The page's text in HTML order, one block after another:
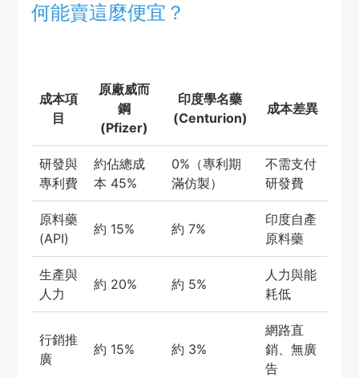
何能賣這麼便宜？
成本項
目
原廠威而
鋼
(Pfizer)
印度學名藥
(Centurion)
成本差異
研發與
專利費
約佔總成
本 45%
0%（專利期
滿仿製）
不需支付
研發費
原料藥
(API)
約 15% 約 7%
印度自產
原料藥
生產與
人力
約 20% 約 5%
人力與能
耗低
行銷推
廣
約 15% 約 3%
網路直
銷、無廣
告